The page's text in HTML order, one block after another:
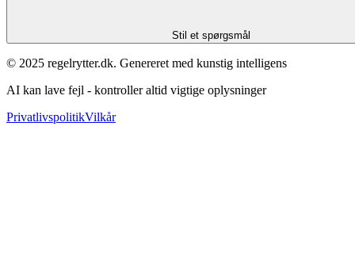
Stil et spørgsmål
© 2025 regelrytter.dk. Genereret med kunstig intelligens
AI kan lave fejl - kontroller altid vigtige oplysninger
PrivatlivspolitikVilkår